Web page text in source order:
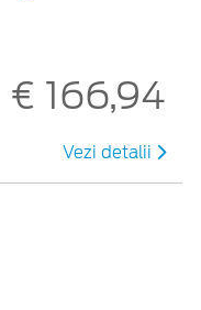
€ 166,94
Vezi detalii